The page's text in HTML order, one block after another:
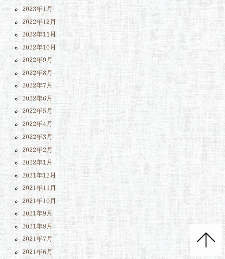
2023年1月
2022年12月
2022年11月
2022年10月
2022年9月
2022年8月
2022年7月
2022年6月
2022年5月
2022年4月
2022年3月
2022年2月
2022年1月
2021年12月
2021年11月
2021年10月
2021年9月
2021年8月
2021年7月
2021年6月